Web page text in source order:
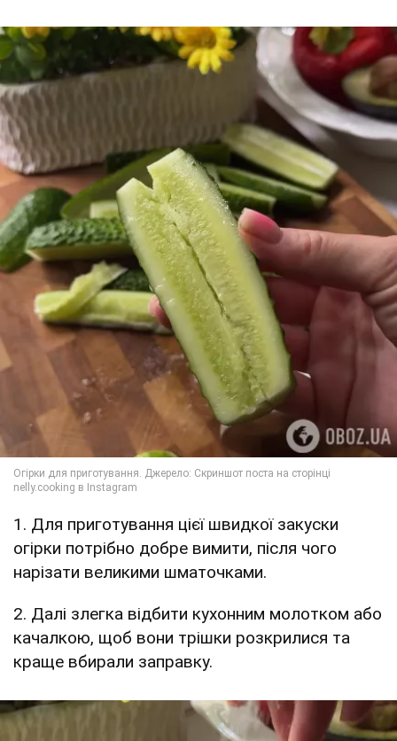
1. Для приготування цієї швидкої закуски
огірки потрібно добре вимити, після чого
нарізати великими шматочками.
2. Далі злегка відбити кухонним молотком або
качалкою, щоб вони трішки розкрилися та
краще вбирали заправку.